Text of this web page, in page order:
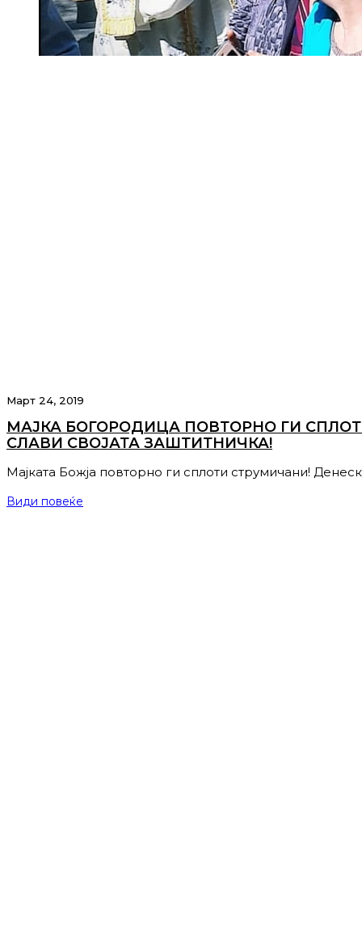
Март 24, 2019
МАЈКА БОГОРОДИЦА ПОВТОРНО ГИ
СЛАВИ СВОЈАТА ЗАШТИТНИЧКА!
Мајката Божја повторно ги сплоти струмичани!
Види повеќе